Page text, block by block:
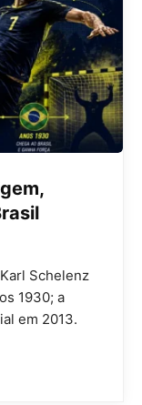
Schelenz
1930; a
em 2013.